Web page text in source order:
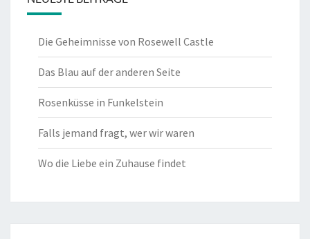
Die Geheimnisse von Rosewell Castle
Das Blau auf der anderen Seite
Rosenküsse in Funkelstein
Falls jemand fragt, wer wir waren
Wo die Liebe ein Zuhause findet